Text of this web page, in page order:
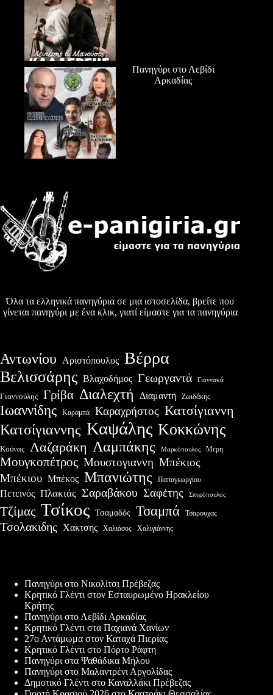
Πανηγύρι στο Λεβίδι
Αρκαδίας
Όλα τα ελληνικά πανηγύρια σε μια ιστοσελίδα, βρείτε που
γίνεται πανηγύρι με ένα κλικ, γιατί είμαστε για τα πανηγύρια
Αντωνίου Αριστόπουλος Βέρρα
Βελισσάρης Βλαχοδήμος Γεωργαντά Γιαννακά
Γιαννούλης Γρίβα Διαλεχτή Διαμαντη Ζωιδάκης
Ιωαννίδης Καραμπά Καραχρήστος Κατσίγιαννη
Κατσίγιαννης Καψάλης Κοκκώνης
Κούνας Λαζαράκη Λαμπάκης Μαρκόπουλος Μερη
Μουγκοπέτρος Μουστογιαννη Μπέκιος
Μπέκιου Μπέκος Μπανιώτης Παπαγεωργίου
Πετεινός Πλακιάς Σαραβάκου Σαφέτης Σπυρόπουλος
Τζίμας Τσίκος Τσαμαδός Τσαμπά Τσαρουχας
Τσολακιδης Χακτσης Χαλιάσος Χαλιγιάννης
Πανηγύρι στο Νικολίτσι Πρέβεζας
Κρητικό Γλέντι στον Εσταυρωμένο Ηρακλείου
Κρήτης
Πανηγύρι στο Λεβίδι Αρκαδίας
Κρητικό Γλέντι στα Παχιανά Χανίων
27ο Αντάμωμα στον Καταχά Πιερίας
Κρητικό Γλέντι στο Πόρτο Ράφτη
Πανηγύρι στα Ψαθάδικα Μήλου
Πανηγύρι στο Μαλαντρένι Αργολίδας
Δημοτικό Γλέντι στο Καναλλάκι Πρέβεζας